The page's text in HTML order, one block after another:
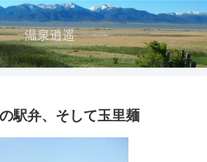
温泉逍遥
駅弁、そして玉里麺